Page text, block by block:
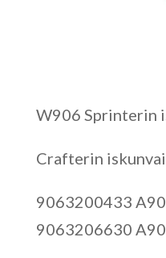
W906 Sprinterin
Crafterin
9063200433
9063206630